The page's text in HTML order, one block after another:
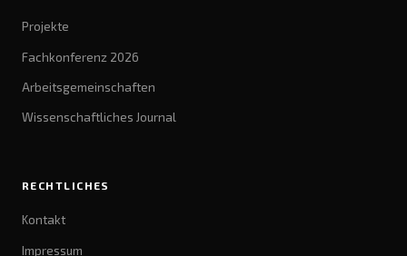
Projekte
Fachkonferenz 2026
Arbeitsgemeinschaften
Wissenschaftliches Journal
RECHTLICHES
Kontakt
Impressum